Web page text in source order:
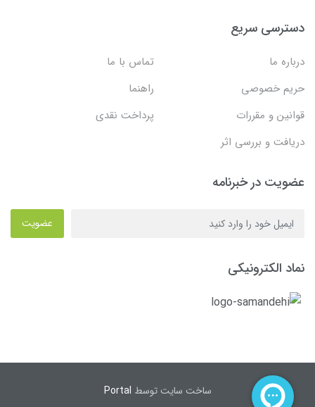
دسترسی سریع
درباره ما
تماس با ما
حریم خصوصی
راهنما
قوانین و مقررات
پرداخت نقدی
دریافت و بررسی اثر
عضویت در خبرنامه
عضویت
نماد الکترونیکی
ساخت سایت توسط Portal